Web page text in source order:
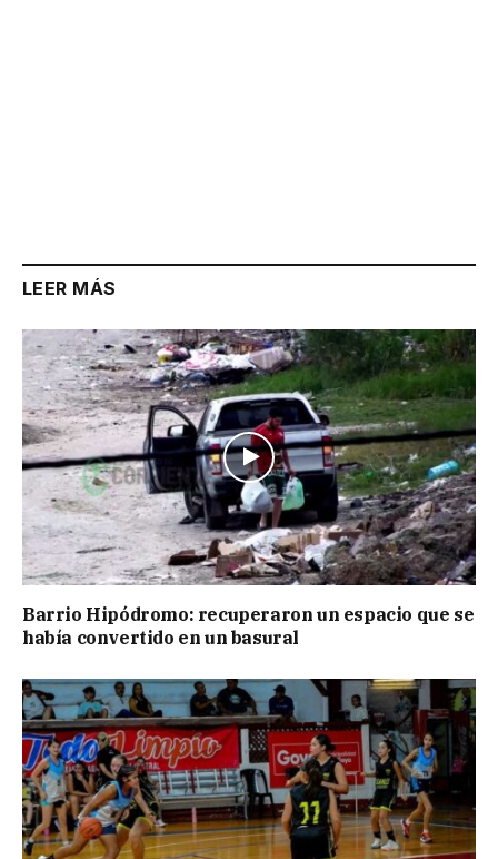
LEER MÁS
Barrio Hipódromo: recuperaron un espacio que se
había convertido en un basural